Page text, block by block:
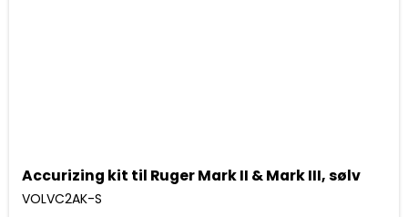
Accurizing kit til Ruger Mark II & Mark III, sølv
VOLVC2AK-S